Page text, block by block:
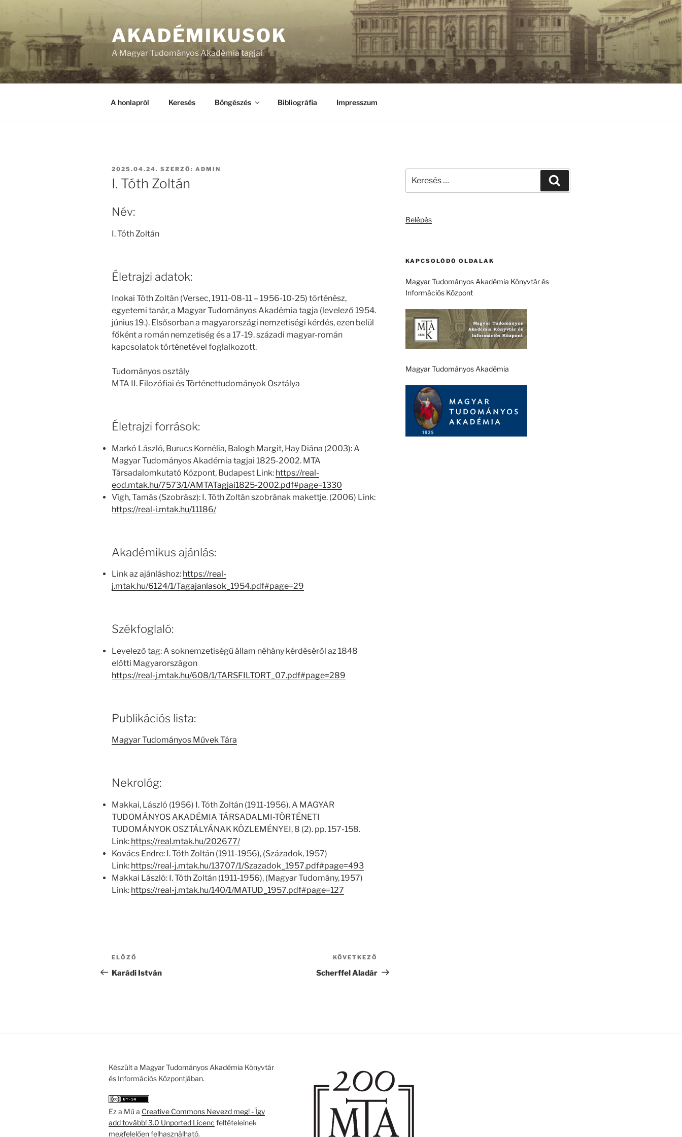
AKADÉMIKUSOK
A Magyar Tudományos Akadémia tagjai
A honlapról Keresés Böngészés Bibliográfia Impresszum
BEKÜLDVE:
2025.04.24. SZERZŐ: ADMIN
I. Tóth Zoltán
Név:
I. Tóth Zoltán
Életrajzi adatok:
Inokai Tóth Zoltán (Versec, 1911-08-11 – 1956-10-25) történész,
egyetemi tanár, a Magyar Tudományos Akadémia tagja (levelező 1954.
június 19.). Elsősorban a magyarországi nemzetiségi kérdés, ezen belül
főként a román nemzetiség és a 17-19. századi magyar-román
kapcsolatok történetével foglalkozott.
Tudományos osztály
MTA II. Filozófiai és Történettudományok Osztálya
Életrajzi források:
Markó László, Burucs Kornélia, Balogh Margit, Hay Diána (2003): A
Magyar Tudományos Akadémia tagjai 1825-2002. MTA
Társadalomkutató Központ, Budapest Link: https://real-
eod.mtak.hu/7573/1/AMTATagjai1825-2002.pdf#page=1330
Vígh, Tamás (Szobrász): I. Tóth Zoltán szobrának makettje. (2006) Link:
https://real-i.mtak.hu/11186/
Akadémikus ajánlás:
Link az ajánláshoz: https://real-
j.mtak.hu/6124/1/Tagajanlasok_1954.pdf#page=29
Székfoglaló:
Levelező tag: A soknemzetiségű állam néhány kérdéséről az 1848
előtti Magyarországon
https://real-j.mtak.hu/608/1/TARSFILTORT_07.pdf#page=289
Publikációs lista:
Magyar Tudományos Művek Tára
Nekrológ:
Makkai, László (1956) I. Tóth Zoltán (1911-1956). A MAGYAR
TUDOMÁNYOS AKADÉMIA TÁRSADALMI-TÖRTÉNETI
TUDOMÁNYOK OSZTÁLYÁNAK KÖZLEMÉNYEI, 8 (2). pp. 157-158.
Link: https://real.mtak.hu/202677/
Kovács Endre: I. Tóth Zoltán (1911-1956), (Századok, 1957)
Link: https://real-j.mtak.hu/13707/1/Szazadok_1957.pdf#page=493
Makkai László: I. Tóth Zoltán (1911-1956), (Magyar Tudomány, 1957)
Link: https://real-j.mtak.hu/140/1/MATUD_1957.pdf#page=127
Bejegyzés
navigáció
Korábbi
bejegyzés
ELŐZŐ
Karádi István
bejegyzés
KÖVETKEZŐ
Scherffel Aladár
következő
Belépés
KAPCSOLÓDÓ OLDALAK
Magyar Tudományos Akadémia Könyvtár és
Információs Központ
Magyar Tudományos Akadémia
Készült a Magyar Tudományos Akadémia Könyvtár
és Információs Központjában.
Ez a Mű a Creative Commons Nevezd meg! - Így
add tovább! 3.0 Unported Licenc feltételeinek
megfelelően felhasználható.